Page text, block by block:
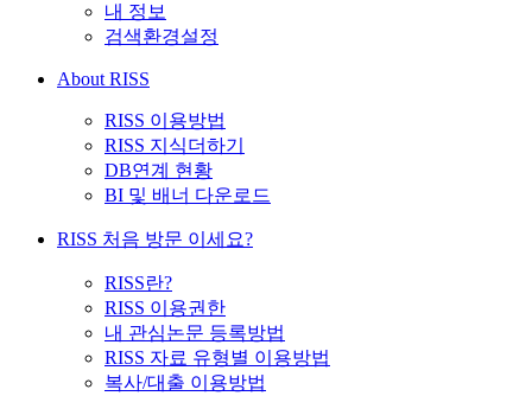
내 정보
검색환경설정
About RISS
RISS 이용방법
RISS 지식더하기
DB연계 현황
BI 및 배너 다운로드
RISS 처음 방문 이세요?
RISS란?
RISS 이용권한
내 관심논문 등록방법
RISS 자료 유형별 이용방법
복사/대출 이용방법